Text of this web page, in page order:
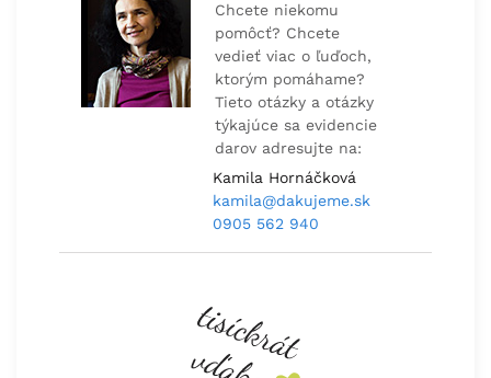
Chcete niekomu
pomôcť? Chcete
vedieť viac o ľuďoch,
ktorým pomáhame?
Tieto otázky a otázky
týkajúce sa evidencie
darov adresujte na:
Kamila Hornáčková
kamila@dakujeme.sk
0905 562 940